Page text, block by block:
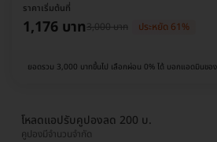
ราคาเริ่มต้นที่
1,176 บาท3,000 บาท ประหยัด 61%
ยอดรวม 3,000 บาทขึ้นไป เลือกผ่อน 0% ได้ บอกแอดมินของ
โหลดแอปรับคูปองลด 200 บ.
คูปองมีจำนวนจำกัด